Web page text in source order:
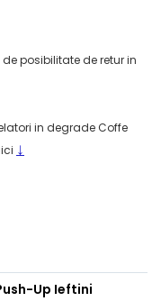
posibilitate de retur in
in degrade Coffe
↓
Up Ieftini